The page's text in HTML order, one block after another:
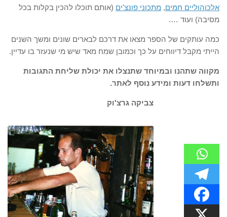
אלכוהוליים חמים, מתכוני פונצ'ים (אותם תוכלו להכין בקלות בכל
מסיבה) ועוד ….
כמה עותקים של הספר מצאו את דרכם לבארים שונים ומשך השנים
הייתי מקבל דיווחים על כך וכמובן שמח מאד שיש מי שנעזר בו עדיין.
מקווה שתהנו ובמיוחד שתנצלו את יכולת שליחת התגובות
ותשלחו דעות ומידע נוסף לאתר.
צביקה גרצ'וק